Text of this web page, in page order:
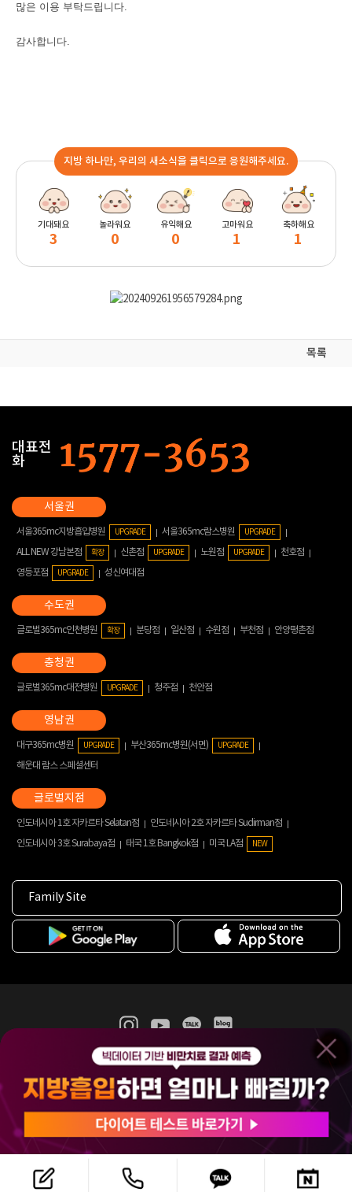
많은 이용 부탁드립니다.
감사합니다.
지방 하나만, 우리의 새소식을 클릭으로 응원해주세요.
기대돼요
3
놀라워요
0
유익해요
0
고마워요
1
축하해요
1
목록
대표전
화
서울365mc지방흡입병원 UPGRADE 서울365mc람스병원 UPGRADE
ALL NEW 강남본점 확장 신촌점 UPGRADE 노원점 UPGRADE
천호점
영등포점
UPGRADE 성신여대점
글로벌365mc인천병원 확장 분당점 일산점 수원점 부천점 안양평촌점
글로벌365mc대전병원 UPGRADE 청주점 천안점
대구365mc병원 UPGRADE 부산365mc병원(서면) UPGRADE
해운대 람스 스페셜센터
인도네시아 1호 자카르타 Selatan점
인도네시아 2호 자카르타 Sudirman점
인도네시아 3호 Surabaya점
태국 1호 Bangkok점 미국 LA점 NEW
Family Site
365mc 병·의원 이용약관
홈페이지 이용약관
비급여진료수가
(주)365mcㅣ서울특별시 서초구 서초대로52길 7, 3~4층(서초동, 제일빌딩)
120-87-04354ㅣ김남철
COPYRIGHT(C) 2025 365mc. ALL RIGHTS RESERVED.